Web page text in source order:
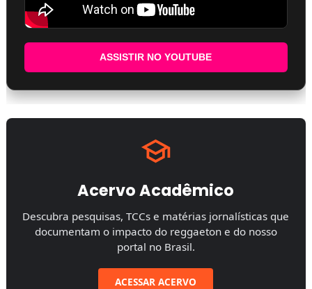
ASSISTIR NO YOUTUBE
Acervo Acadêmico
Descubra pesquisas, TCCs e matérias jornalísticas que
documentam o impacto do reggaeton e do nosso
portal no Brasil.
ACESSAR ACERVO